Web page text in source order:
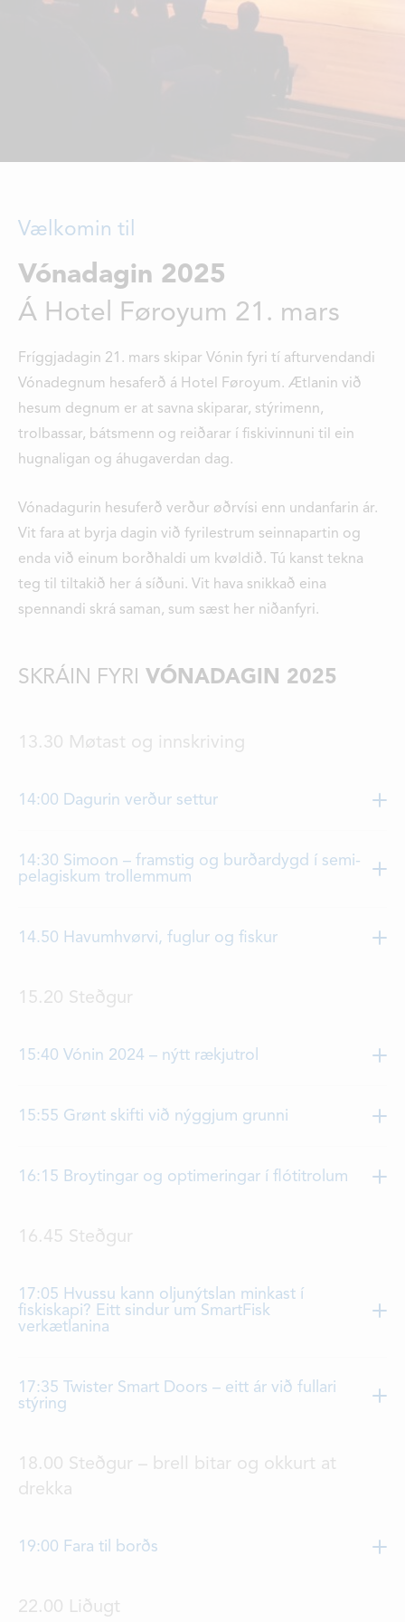
DEILDIR
Vælkomin til
Vónadagin 2025
Á Hotel Føroyum 21. mars
Fríggjadagin 21. mars skipar Vónin fyri tí afturvendandi
Vónadegnum hesaferð á Hotel Føroyum. Ætlanin við
hesum degnum er at savna skiparar, stýrimenn,
trolbassar, bátsmenn og reiðarar í fiskivinnuni til ein
hugnaligan og áhugaverdan dag.
Vónadagurin hesuferð verður øðrvísi enn undanfarin ár.
Vit fara at byrja dagin við fyrilestrum seinnapartin og
enda við einum borðhaldi um kvøldið. Tú kanst tekna
teg til tiltakið her á síðuni. Vit hava snikkað eina
spennandi skrá saman, sum sæst her niðanfyri.
SKRÁIN FYRI VÓNADAGIN 2025
13.30 Møtast og innskriving
14:00 Dagurin verður settur
14:30 Simoon – framstig og burðardygd í semi-
pelagiskum trollemmum
14.50 Havumhvørvi, fuglur og fiskur
15.20 Steðgur
15:40 Vónin 2024 – nýtt rækjutrol
15:55 Grønt skifti við nýggjum grunni
16:15 Broytingar og optimeringar í flótitrolum
16.45 Steðgur
17:05 Hvussu kann oljunýtslan minkast í
fiskiskapi? Eitt sindur um SmartFisk
verkætlanina
17:35 Twister Smart Doors – eitt ár við fullari
stýring
18.00 Steðgur – brell bitar og okkurt at
drekka
19:00 Fara til borðs
22.00 Liðugt